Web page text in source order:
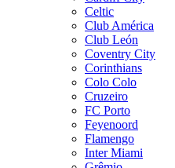
Celtic
Club América
Club León
Coventry City
Corinthians
Colo Colo
Cruzeiro
FC Porto
Feyenoord
Flamengo
Inter Miami